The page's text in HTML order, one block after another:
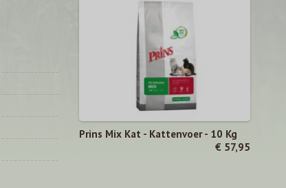
Prins Mix Kat - Kattenvoer - 10 Kg
€ 57,95